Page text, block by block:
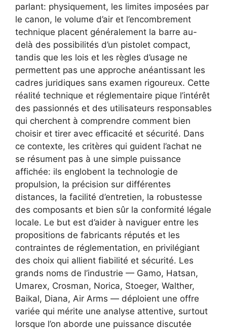
parlant: physiquement, les limites imposées par
le canon, le volume d’air et l’encombrement
technique placent généralement la barre au-
delà des possibilités d’un pistolet compact,
tandis que les lois et les règles d’usage ne
permettent pas une approche anéantissant les
cadres juridiques sans examen rigoureux. Cette
réalité technique et réglementaire pique l’intérêt
des passionnés et des utilisateurs responsables
qui cherchent à comprendre comment bien
choisir et tirer avec efficacité et sécurité. Dans
ce contexte, les critères qui guident l’achat ne
se résument pas à une simple puissance
affichée: ils englobent la technologie de
propulsion, la précision sur différentes
distances, la facilité d’entretien, la robustesse
des composants et bien sûr la conformité légale
locale. Le but est d’aider à naviguer entre les
propositions de fabricants réputés et les
contraintes de réglementation, en privilégiant
des choix qui allient fiabilité et sécurité. Les
grands noms de l’industrie — Gamo, Hatsan,
Umarex, Crosman, Norica, Stoeger, Walther,
Baikal, Diana, Air Arms — déploient une offre
variée qui mérite une analyse attentive, surtout
lorsque l’on aborde une puissance discutée